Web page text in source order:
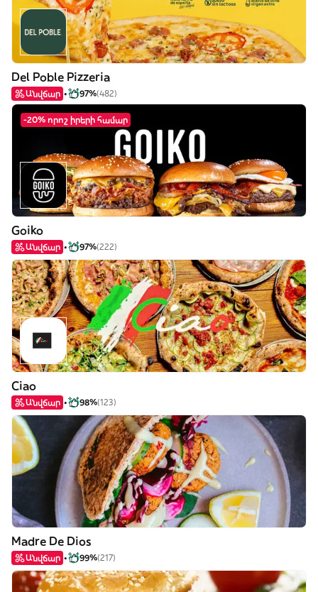
Del Poble Pizzeria
Անվճար 97%(482)
-20% որոշ իրերի համար
Goiko
Անվճար 97%(222)
Ciao
Անվճար 98%(123)
Madre De Dios
Անվճար 99%(217)